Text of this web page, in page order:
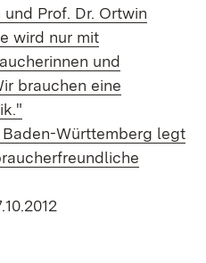
Prof. Dr. Ortwin
wird nur mit
und
brauchen eine
Württemberg legt